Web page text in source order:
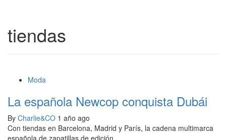
tiendas
Moda
La española Newcop conquista Dubái
By Charlie&CO 1 año ago
Con tiendas en Barcelona, Madrid y París, la cadena multimarca
española de zapatillas de edición